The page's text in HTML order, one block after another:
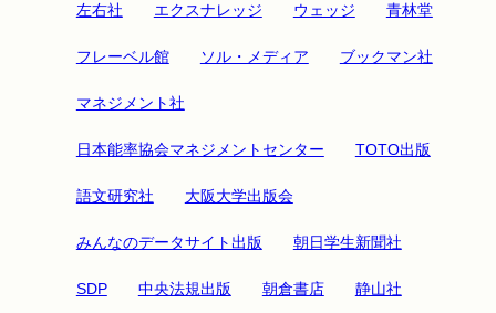
左右社 エクスナレッジ ウェッジ 青林堂
フレーベル館 ソル・メディア ブックマン社
マネジメント社
日本能率協会マネジメントセンター TOTO出版
語文研究社 大阪大学出版会
みんなのデータサイト出版 朝日学生新聞社
SDP 中央法規出版 朝倉書店 静山社